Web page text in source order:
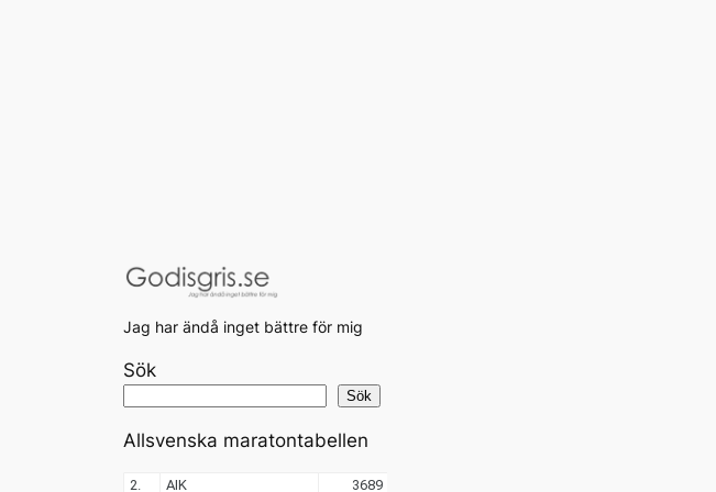
Jag har ändå inget bättre för mig
Sök
Sök
Allsvenska maratontabellen